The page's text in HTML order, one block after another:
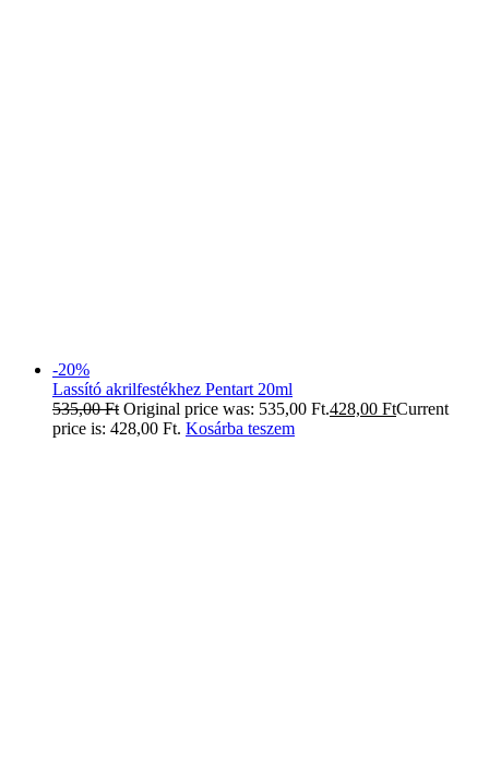
-20%
Lassító akrilfestékhez Pentart 20ml
535,00Ft Original price was: 535,00 Ft.428,00 FtCurrent
price is: 428,00 Ft. Kosárba teszem